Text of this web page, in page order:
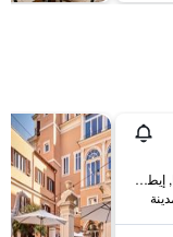
Via Nazionale 13, روما, إيطاليا